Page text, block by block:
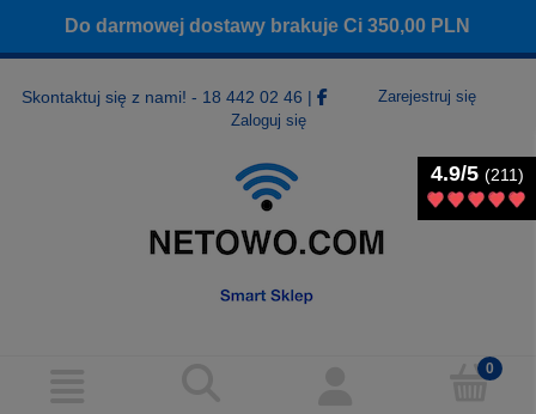
Do darmowej dostawy brakuje Ci350,00 PLN
Skontaktuj się z nami! - 18 442 02 46 |
Zarejestruj się
Zaloguj się
4.9/5 (211)
4.9/5 (211)